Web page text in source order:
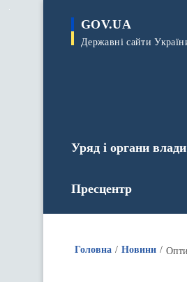
GOV.UA
Державні сайти
Уряд і органи влади
Пресцентр
Головна Новини